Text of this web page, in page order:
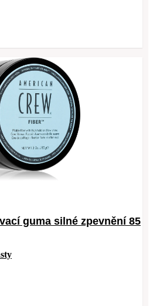
guma silné zpevnění 85